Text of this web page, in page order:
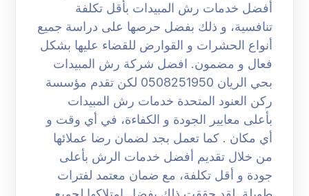
أفضل خدمات رش المبيدات بأقل تكلفة
تنافسية، و ذلك بفضل حرصها على دراسة جميع
أنواع الحشرات و القوارض للقضاء عليها بشكل
فعال و مضمون. افضل شركة رش المبيدات
بحي الريان 0508251950 لكن تقدم مؤسسة
ركن العنود المتحدة خدمات رش المبيدات
بأعلى معايير الجودة و الكفاءة، في أي وقت و
أي مكان . كما تعمل بجد لضمان رضا عملائها
من خلال تقديم أفضل خدمات الرش بأعلى
جودة و أقل تكلفة، مع ضمان معتمد لفترات